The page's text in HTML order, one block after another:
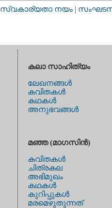
സ്വകാര്യതാ നയം |
കലാ സാഹിത്യം
ലേഖനങ്ങള്‍
കവിതകള്‍
കഥകള്‍
അനുഭവങ്ങള്‍
മഞ്ഞ (മാഗസിന്‍)
കവിതകള്‍
ചിത്രകല
അഭിമുഖം
കഥകള്‍
കുറിപ്പുകള്‍
മരമെഴുതുന്നത്